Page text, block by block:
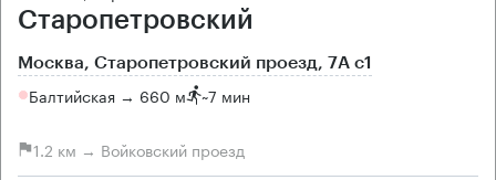
Старопетровский
Москва, Старопетровский проезд, 7А с1
Балтийская → 660 м ~7 мин
1.2 км → Войковский проезд